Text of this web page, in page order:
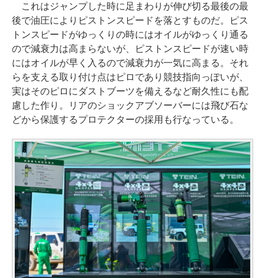
これはジャンプした時に足まわりが伸び切る最後の最
後で油圧によりピストンスピードを落とすものだ。ピス
トンスピードがゆっくりの時にはオイルがゆっくり通る
ので減衰力は高まらないが、ピストンスピードが速い時
にはオイルが早く入るので減衰力が一気に高まる。それ
らを支える取り付け点はピロであり競技指向っぽいが、
実はそのピロにダストブーツを備えるなど耐久性にも配
慮した作り。リアのショックアブソーバーには飛び石な
どから保護するプロテクターの採用も行なっている。